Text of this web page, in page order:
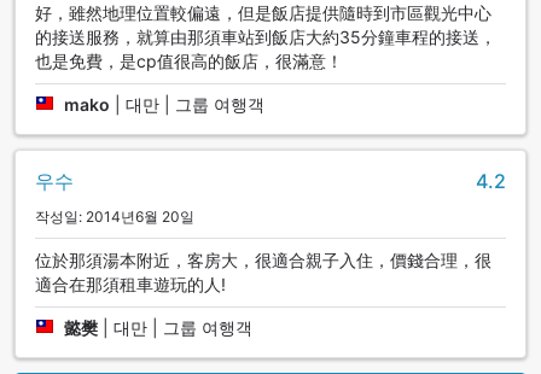
好，雖然地理位置較偏遠，但是飯店提供隨時到市區觀光中心
的接送服務，就算由那須車站到飯店大約35分鐘車程的接送，
也是免費，是cp值很高的飯店，很滿意！
mako 대만 | 그룹 여행객
우수 4.2
작성일: 2014년6월 20일
位於那須湯本附近，客房大，很適合親子入住，價錢合理，很
適合在那須租車遊玩的人!
懿樊 대만 | 그룹 여행객